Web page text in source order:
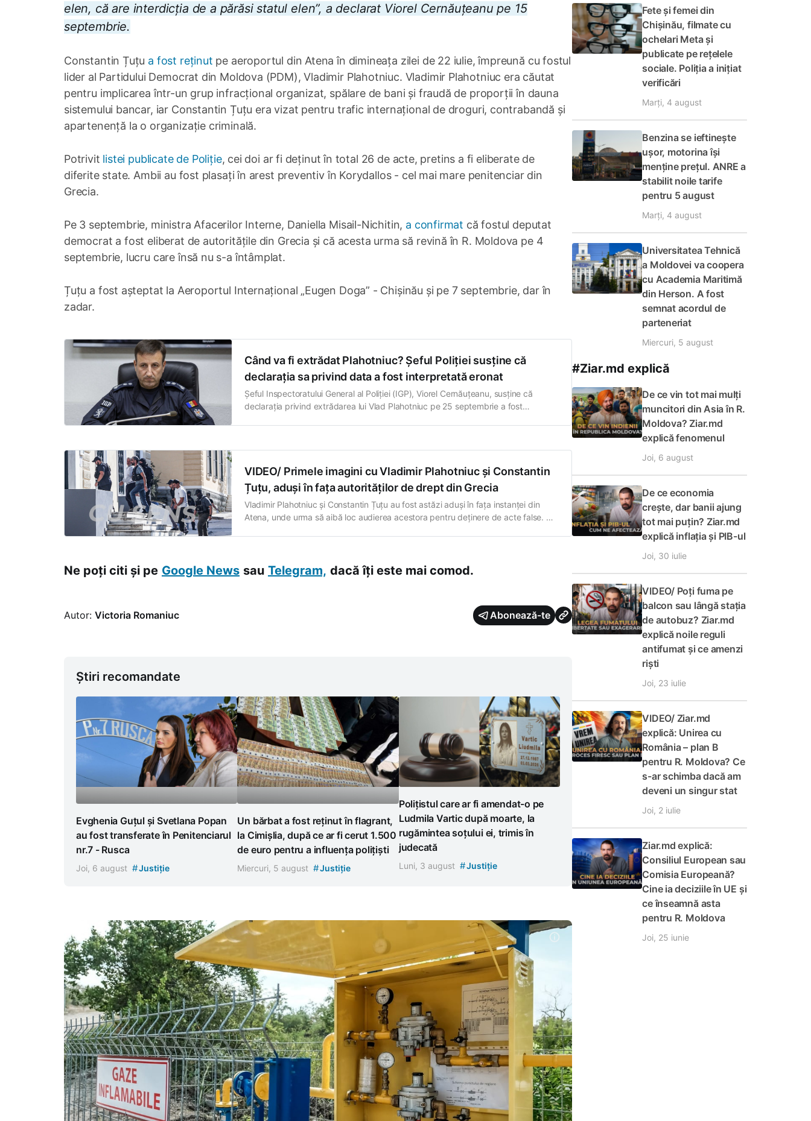
elen, că are interdicția de a părăsi statul elen”, a declarat Viorel Cernăuțeanu pe 15
septembrie.
Constantin Țuțu a fost reținut pe aeroportul din Atena în dimineața zilei de 22 iulie, împreună cu fostul
lider al Partidului Democrat din Moldova (PDM), Vladimir Plahotniuc. Vladimir Plahotniuc era căutat
pentru implicarea într-un grup infracțional organizat, spălare de bani și fraudă de proporții în dauna
sistemului bancar, iar Constantin Țuțu era vizat pentru trafic internațional de droguri, contrabandă și
apartenență la o organizație criminală.
Potrivit listei publicate de Poliție, cei doi ar fi deținut în total 26 de acte, pretins a fi eliberate de
diferite state. Ambii au fost plasați în arest preventiv în Korydallos - cel mai mare penitenciar din
Grecia.
Pe 3 septembrie, ministra Afacerilor Interne, Daniella Misail-Nichitin, a confirmat că fostul deputat
democrat a fost eliberat de autoritățile din Grecia și că acesta urma să revină în R. Moldova pe 4
septembrie, lucru care însă nu s-a întâmplat.
Țuțu a fost așteptat la Aeroportul Internațional „Eugen Doga” - Chișinău și pe 7 septembrie, dar în
zadar.
Când va fi extrădat Plahotniuc? Șeful Poliției susține că
declarația sa privind data a fost interpretată eronat
Șeful Inspectoratului General al Poliției (IGP), Viorel Cernăuțeanu, susține că
declarația privind extrădarea lui Vlad Plahotniuc pe 25 septembrie a fost
VIDEO/ Primele imagini cu Vladimir Plahotniuc și Constantin
Țuțu, aduși în fața autorităților de drept din Grecia
Vladimir Plahotniuc și Constantin Țuțu au fost astăzi aduși în fața instanței din
Atena, unde urma să aibă loc audierea acestora pentru deținere de acte false. CU
Ne poți citi și pe Google News sau Telegram, dacă îți este mai comod.
Autor: Victoria Romaniuc Abonează-te
Știri recomandate
Evghenia Guțul și Svetlana Popan
au fost transferate în Penitenciarul
nr.7 - Rusca
Joi, 6 august #Justiție
Un bărbat a fost reținut în flagrant,
la Cimișlia, după ce ar fi cerut 1.500
de euro pentru a influența polițiști
Miercuri, 5 august #Justiție
Polițistul care ar fi amendat-o pe
Ludmila Vartic după moarte, la
rugămintea soțului ei, trimis în
judecată
Luni, 3 august #Justiție
Fete și femei din
Chișinău, filmate cu
ochelari Meta și
publicate pe rețelele
sociale. Poliția a inițiat
verificări
Marți, 4 august
Benzina se ieftinește
ușor, motorina își
menține prețul. ANRE a
stabilit noile tarife
pentru 5 august
Marți, 4 august
Universitatea Tehnică
a Moldovei va coopera
cu Academia Maritimă
din Herson. A fost
semnat acordul de
parteneriat
Miercuri, 5 august
#Ziar.md explică
De ce vin tot mai mulți
muncitori din Asia în R.
Moldova? Ziar.md
explică fenomenul
Joi, 6 august
De ce economia
crește, dar banii ajung
tot mai puțin? Ziar.md
explică inflația și PIB-ul
Joi, 30 iulie
VIDEO/ Poți fuma pe
balcon sau lângă stația
de autobuz? Ziar.md
explică noile reguli
antifumat și ce amenzi
riști
Joi, 23 iulie
VIDEO/ Ziar.md
explică: Unirea cu
România – plan B
pentru R. Moldova? Ce
s-ar schimba dacă am
deveni un singur stat
Joi, 2 iulie
Ziar.md explică:
Consiliul European sau
Comisia Europeană?
Cine ia deciziile în UE și
ce înseamnă asta
pentru R. Moldova
Joi, 25 iunie